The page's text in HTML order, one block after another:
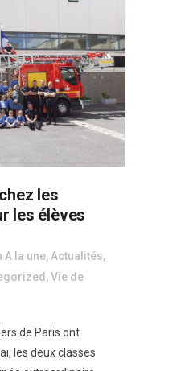
les
les élèves
A la une, Actualités,
,Vie de
de Paris ont
les deux classes